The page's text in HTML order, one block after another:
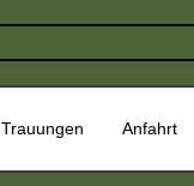
Trauungen Anfahrt